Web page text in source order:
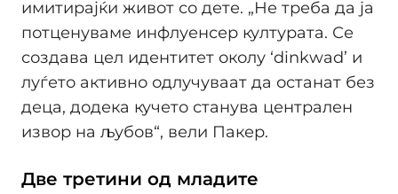
имитирајќи живот со дете. „Не треба да ја
потценуваме инфлуенсер културата. Се
создава цел идентитет околу ‘dinkwad’ и
луѓето активно одлучуваат да останат без
деца, додека кучето станува централен
извор на љубов“, вели Пакер.
Две третини од младите